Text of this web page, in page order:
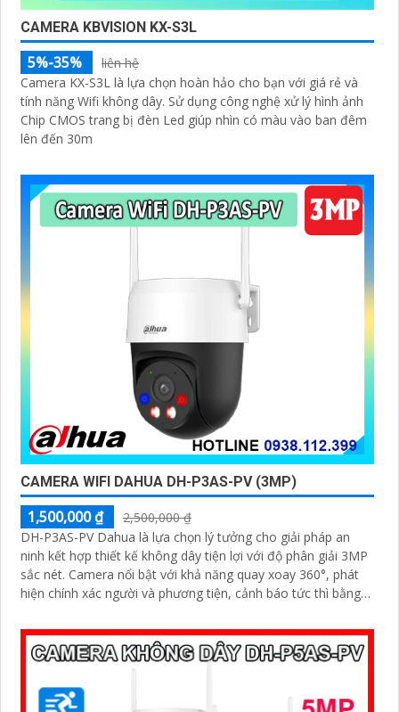
CAMERA KBVISION KX-S3L
5%-35%
liên hệ
Camera KX-S3L là lựa chọn hoàn hảo cho bạn với giá rẻ và
tính năng Wifi không dây. Sử dụng công nghệ xử lý hình ảnh
Chip CMOS trang bị đèn Led giúp nhìn có màu vào ban đêm
lên đến 30m
CAMERA WIFI DAHUA DH-P3AS-PV (3MP)
1,500,000 ₫
2,500,000 ₫
DH-P3AS-PV Dahua là lựa chọn lý tưởng cho giải pháp an
ninh kết hợp thiết kế không dây tiện lợi với độ phân giải 3MP
sắc nét. Camera nổi bật với khả năng quay xoay 360°, phát
hiện chính xác người và phương tiện, cảnh báo tức thì bằng